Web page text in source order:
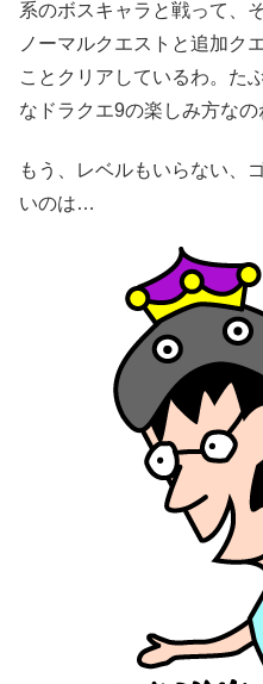
系のボスキャラと戦って、
ノーマルクエストと追加ク
ことクリアしているわ。た
なドラクエ9の楽しみ方なの
もう、レベルもいらない、
いのは…